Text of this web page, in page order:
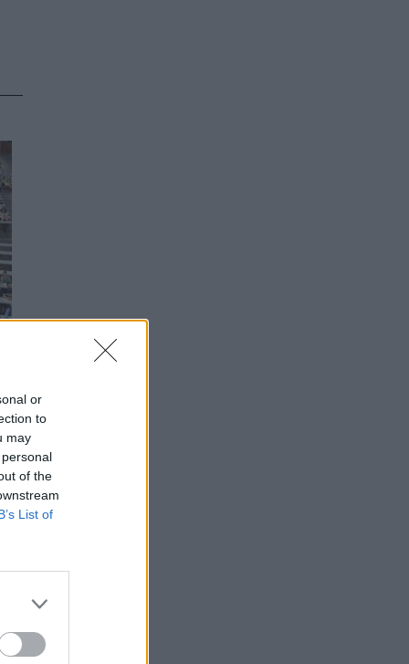
or
to
may
of the
List of